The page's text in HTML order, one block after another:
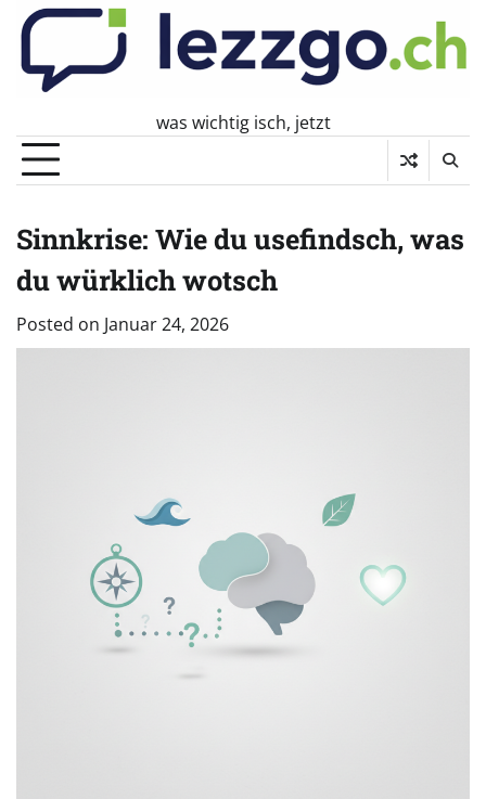
Skip
content
was wichtig isch, jetzt
Sinnkrise: Wie du usefindsch, was
du würklich wotsch
Posted on Januar 24, 2026